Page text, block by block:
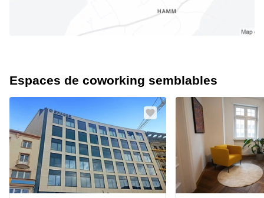
Espaces de coworking semblables